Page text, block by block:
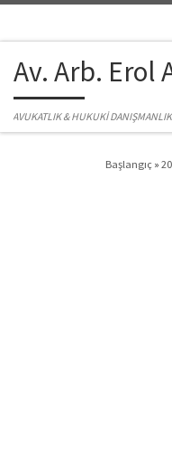
Av. Arb. Erol
AVUKATLIK & HUKUKİ
Başlangıç »